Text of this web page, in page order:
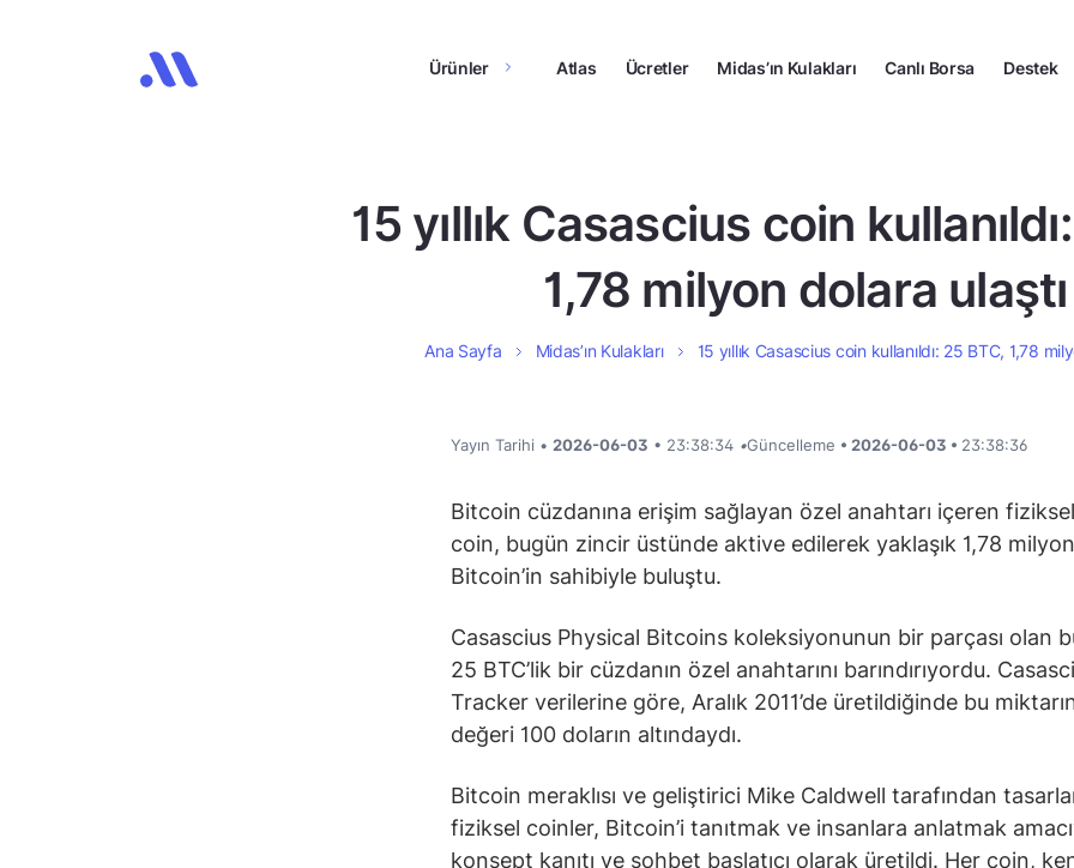
Ürünler Atlas Ücretler Midas’ın Kulakları Canlı Borsa Destek
15 yıllık Casascius coin
1,78 milyon dolara ulaştı
Ana Sayfa Midas’ın Kulakları 15 yıllık Casascius coin kullanıldı: 25 BTC, 1,78
Yayın Tarihi • 2026-06-03 • 23:38:34 •Güncelleme • 2026-06-03 • 23:38:36
Bitcoin cüzdanına erişim sağlayan özel anahtarı içeren
coin, bugün zincir üstünde aktive edilerek yaklaşık 1,78
Bitcoin’in sahibiyle buluştu.
Casascius Physical Bitcoins koleksiyonunun bir parçası olan
25 BTC’lik bir cüzdanın özel anahtarını barındırıyordu.
Tracker verilerine göre, Aralık 2011’de üretildiğinde bu
değeri 100 doların altındaydı.
Bitcoin meraklısı ve geliştirici Mike Caldwell tarafından
fiziksel coinler, Bitcoin’i tanıtmak ve insanlara anlatmak
konsept kanıtı ve sohbet başlatıcı olarak üretildi. Her coin,